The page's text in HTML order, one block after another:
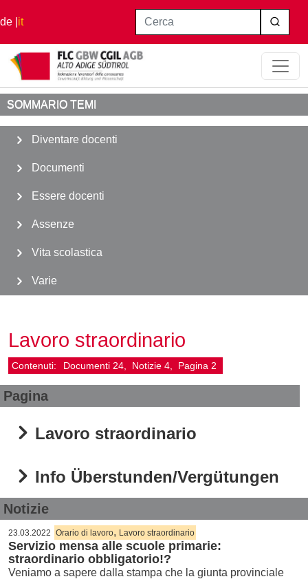
Salta al contenuto principale
de it Cerca
Home Essere docenti
Lavoro straordinario
Contenuti: Documenti 24 Notizie 4 Pagina 2
Pagina
Lavoro straordinario
Info Überstunden/Vergütungen
Notizie
23.03.2022 Orario di lavoro, Lavoro straordinario
Servizio mensa alle scuole primarie:
straordinario obbligatorio!?
Veniamo a sapere dalla stampa che la giunta provinciale
SOMMARIO TEMI
Diventare docenti
Documenti
Essere docenti
Assenze
Vita scolastica
Varie